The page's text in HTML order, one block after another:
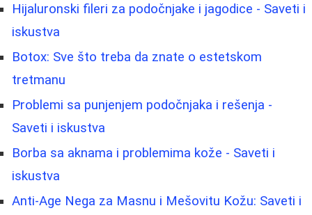
Hijaluronski fileri za podočnjake i jagodice - Saveti i
iskustva
Botox: Sve što treba da znate o estetskom
tretmanu
Problemi sa punjenjem podočnjaka i rešenja -
Saveti i iskustva
Borbа sa aknama i problemima kože - Saveti i
iskustva
Anti-Age Nega za Masnu i Mešovitu Kožu: Saveti i